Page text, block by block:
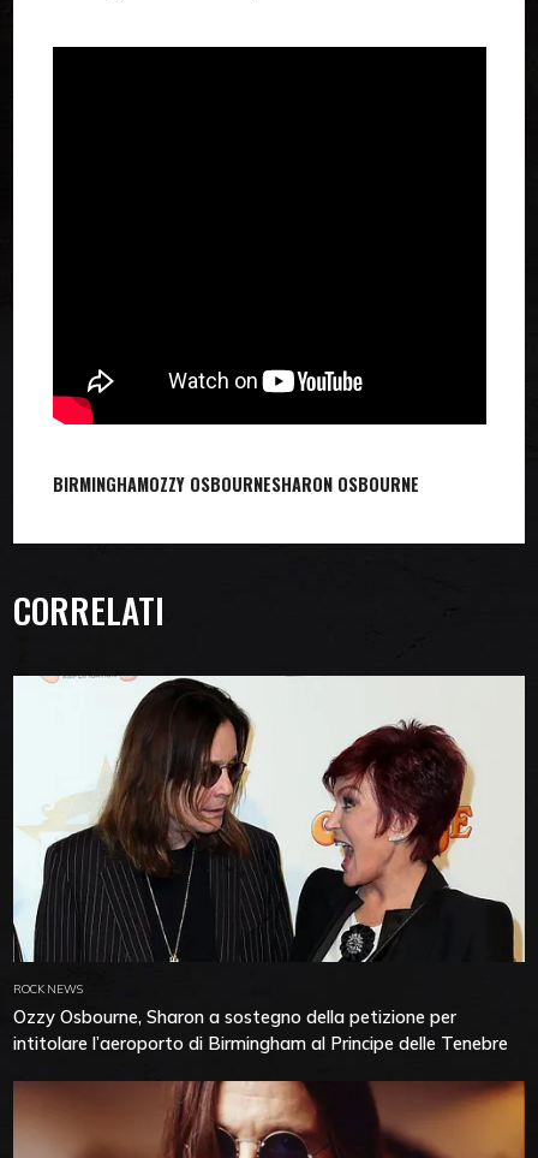
BIRMINGHAMOZZY OSBOURNESHARON OSBOURNE
CORRELATI
ROCK NEWS
Ozzy Osbourne, Sharon a sostegno della petizione per
intitolare l’aeroporto di Birmingham al Principe delle Tenebre